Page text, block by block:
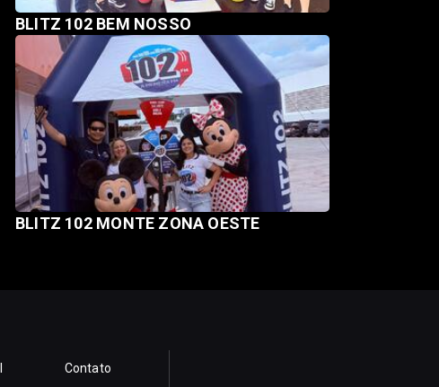
BLITZ 102 BEM NOSSO
BLITZ 102 MONTE ZONA OESTE
Contato